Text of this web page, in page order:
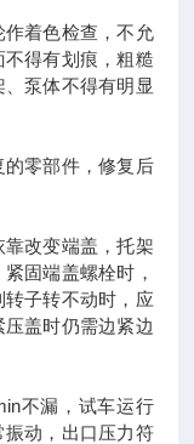
着色检查，不允
得有划痕，粗糙
泵体不得有明显
零部件，修复后
改变端盖，托架
固端盖螺栓时，
子转不动时，应
盖时仍需边紧边
不漏，试车运行
动，出口压力符